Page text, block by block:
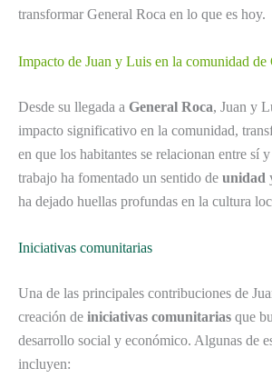
transformar General Roca en lo que es hoy.
Impacto de Juan y Luis en la comunidad de
Desde su llegada a General Roca, Juan y
impacto significativo en la comunidad,
en que los habitantes se relacionan entre sí
trabajo ha fomentado un sentido de unidad
ha dejado huellas profundas en la cultura
Iniciativas comunitarias
Una de las principales contribuciones de
creación de iniciativas comunitarias que
desarrollo social y económico. Algunas de
incluyen: